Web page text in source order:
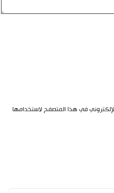
في هذا المتصفح لاستخدامها